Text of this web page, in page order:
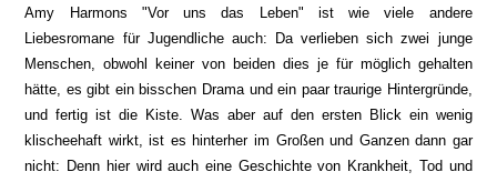
Amy Harmons "Vor uns das Leben" ist wie viele andere
Liebesromane für Jugendliche auch: Da verlieben sich zwei junge
Menschen, obwohl keiner von beiden dies je für möglich gehalten
hätte, es gibt ein bisschen Drama und ein paar traurige Hintergründe,
und fertig ist die Kiste. Was aber auf den ersten Blick ein wenig
klischeehaft wirkt, ist es hinterher im Großen und Ganzen dann gar
nicht: Denn hier wird auch eine Geschichte von Krankheit, Tod und